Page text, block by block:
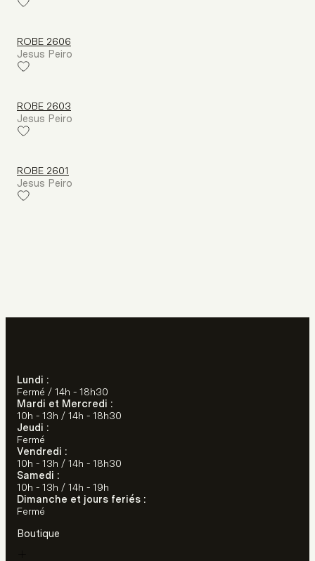
ROBE 2606
Jesus Peiro
ROBE 2603
Jesus Peiro
ROBE 2601
Jesus Peiro
Lundi :
Fermé / 14h - 18h30
Mardi et Mercredi :
10h - 13h / 14h - 18h30
Jeudi :
Fermé
Vendredi :
10h - 13h / 14h - 18h30
Samedi :
10h - 13h / 14h - 19h
Dimanche et jours feriés :
Fermé
Boutique